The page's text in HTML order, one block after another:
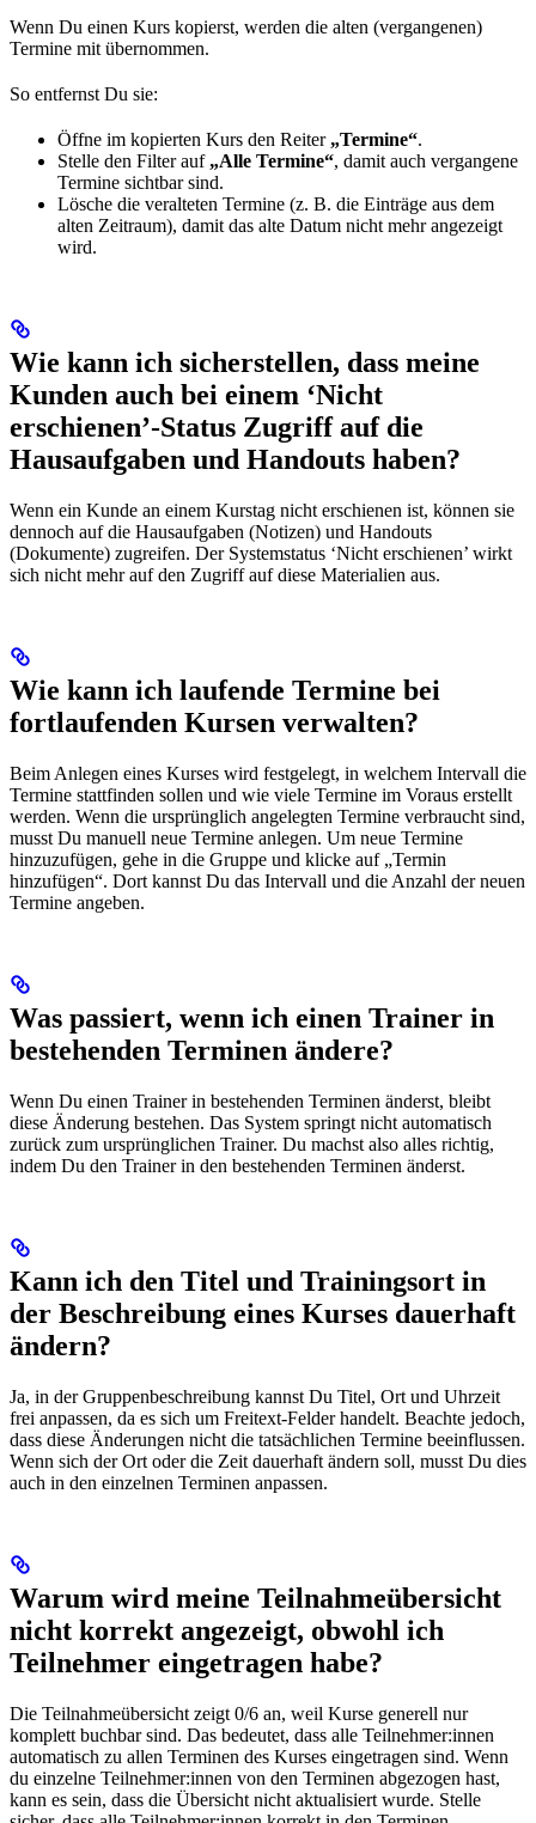
Wenn Du einen Kurs kopierst, werden die alten (vergangenen)
Termine mit übernommen.
So entfernst Du sie:
Öffne im kopierten Kurs den Reiter „Termine“.
Stelle den Filter auf „Alle Termine“, damit auch vergangene
Termine sichtbar sind.
Lösche die veralteten Termine (z. B. die Einträge aus dem
alten Zeitraum), damit das alte Datum nicht mehr angezeigt
wird.
Wie kann ich sicherstellen, dass meine
Kunden auch bei einem ‘Nicht
erschienen’-Status Zugriff auf die
Hausaufgaben und Handouts haben?
Wenn ein Kunde an einem Kurstag nicht erschienen ist, können sie
dennoch auf die Hausaufgaben (Notizen) und Handouts
(Dokumente) zugreifen. Der Systemstatus ‘Nicht erschienen’ wirkt
sich nicht mehr auf den Zugriff auf diese Materialien aus.
Wie kann ich laufende Termine bei
fortlaufenden Kursen verwalten?
Beim Anlegen eines Kurses wird festgelegt, in welchem Intervall die
Termine stattfinden sollen und wie viele Termine im Voraus erstellt
werden. Wenn die ursprünglich angelegten Termine verbraucht sind,
musst Du manuell neue Termine anlegen. Um neue Termine
hinzuzufügen, gehe in die Gruppe und klicke auf „Termin
hinzufügen“. Dort kannst Du das Intervall und die Anzahl der neuen
Termine angeben.
Was passiert, wenn ich einen Trainer in
bestehenden Terminen ändere?
Wenn Du einen Trainer in bestehenden Terminen änderst, bleibt
diese Änderung bestehen. Das System springt nicht automatisch
zurück zum ursprünglichen Trainer. Du machst also alles richtig,
indem Du den Trainer in den bestehenden Terminen änderst.
Kann ich den Titel und Trainingsort in
der Beschreibung eines Kurses dauerhaft
ändern?
Ja, in der Gruppenbeschreibung kannst Du Titel, Ort und Uhrzeit
frei anpassen, da es sich um Freitext-Felder handelt. Beachte jedoch,
dass diese Änderungen nicht die tatsächlichen Termine beeinflussen.
Wenn sich der Ort oder die Zeit dauerhaft ändern soll, musst Du dies
auch in den einzelnen Terminen anpassen.
Warum wird meine Teilnahmeübersicht
nicht korrekt angezeigt, obwohl ich
Teilnehmer eingetragen habe?
Die Teilnahmeübersicht zeigt 0/6 an, weil Kurse generell nur
komplett buchbar sind. Das bedeutet, dass alle Teilnehmer:innen
automatisch zu allen Terminen des Kurses eingetragen sind. Wenn
du einzelne Teilnehmer:innen von den Terminen abgezogen hast,
kann es sein, dass die Übersicht nicht aktualisiert wurde. Stelle